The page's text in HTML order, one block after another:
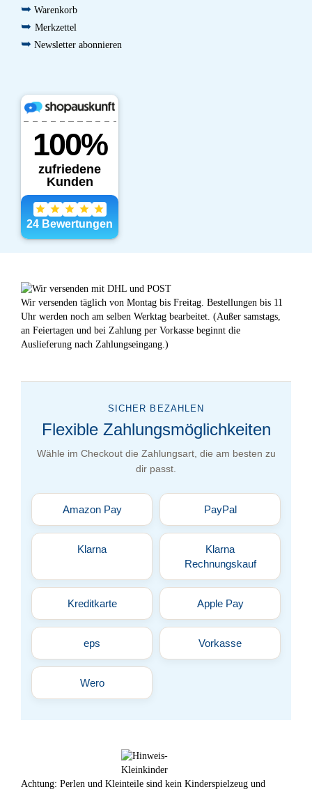
➥ Warenkorb
➥ Merkzettel
➥ Newsletter abonnieren
Wir versenden täglich von Montag bis Freitag. Bestellungen bis 11
Uhr werden noch am selben Werktag bearbeitet. (Außer samstags,
an Feiertagen und bei Zahlung per Vorkasse beginnt die
Auslieferung nach Zahlungseingang.)
SICHER BEZAHLEN
Flexible Zahlungsmöglichkeiten
Wähle im Checkout die Zahlungsart, die am besten zu
dir passt.
Amazon Pay PayPal
Klarna
Klarna
Rechnungskauf
Kreditkarte Apple Pay
eps Vorkasse
Wero
Achtung: Perlen und Kleinteile sind kein Kinderspielzeug und